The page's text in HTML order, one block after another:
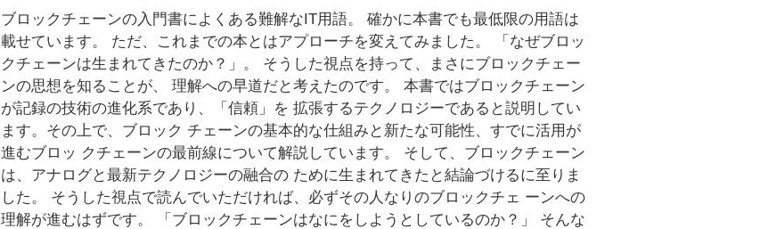
ブロックチェーンの入門書によくある難解なIT用語。 確かに本書でも最低限の用語は
載せています。 ただ、これまでの本とはアプローチを変えてみました。 「なぜブロッ
クチェーンは生まれてきたのか？」。 そうした視点を持って、まさにブロックチェー
ンの思想を知ることが、 理解への早道だと考えたのです。 本書ではブロックチェーン
が記録の技術の進化系であり、「信頼」を 拡張するテクノロジーであると説明してい
ます。その上で、ブロック チェーンの基本的な仕組みと新たな可能性、すでに活用が
進むブロッ クチェーンの最前線について解説しています。 そして、ブロックチェーン
は、アナログと最新テクノロジーの融合の ために生まれてきたと結論づけるに至りま
した。 そうした視点で読んでいただければ、必ずその人なりのブロックチェ ーンへの
理解が進むはずです。 「ブロックチェーンはなにをしようとしているのか？」 そんな